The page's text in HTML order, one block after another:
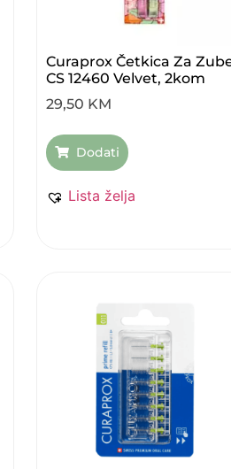
Curaprox Četkica Za
CS 12460 Velvet, 2kom
29,50 KM
Dodati
Lista želja